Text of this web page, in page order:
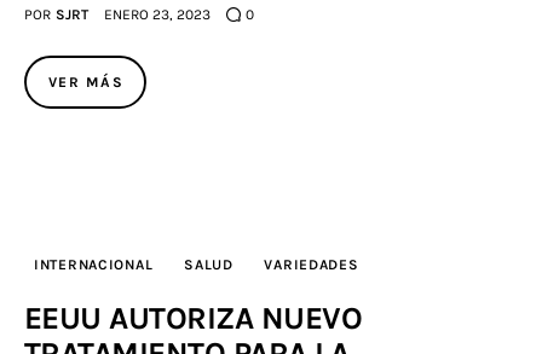
POR SJRT ENERO 23, 2023 0
VER MÁS
INTERNACIONAL SALUD VARIEDADES
EEUU AUTORIZA NUEVO